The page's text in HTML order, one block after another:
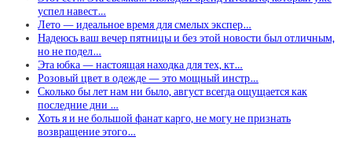
успел навест…
Лето — идеальное время для смелых экспер…
Надеюсь ваш вечер пятницы и без этой новости был отличным,
но не подел…
Эта юбка — настоящая находка для тех, кт…
Розовый цвет в одежде — это мощный инстр…
Сколько бы лет нам ни было, август всегда ощущается как
последние дни …
Хоть я и не большой фанат карго, не могу не признать
возвращение этого…